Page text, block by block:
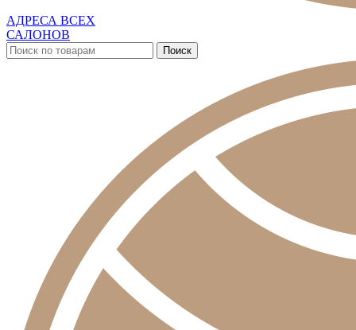
АДРЕСА ВСЕХ
САЛОНОВ